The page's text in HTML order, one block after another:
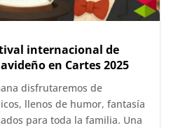
internacional de
en Cartes 2025
disfrutaremos de
llenos de humor, fantasía
para toda la familia. Una